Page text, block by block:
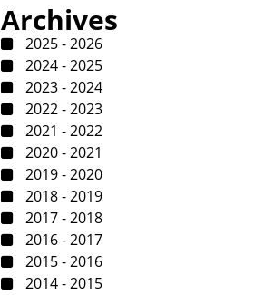
Archives
2025 - 2026
2024 - 2025
2023 - 2024
2022 - 2023
2021 - 2022
2020 - 2021
2019 - 2020
2018 - 2019
2017 - 2018
2016 - 2017
2015 - 2016
2014 - 2015